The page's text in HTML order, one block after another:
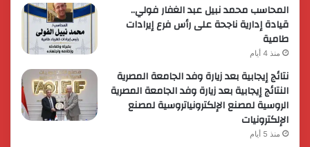
المحاسب محمد نبيل عبد الغفار فولي..
قيادة إدارية ناجحة على رأس فرع إيرادات
طامية
منذ 4 أيام
نتائج إيجابية بعد زيارة وفد الجامعة المصرية
النتائج إيجابية بعد زيارة وفد الجامعة المصرية
الروسية لمصنع الإلكترونياتروسية لمصنع
الإلكترونيات
منذ 5 أيام